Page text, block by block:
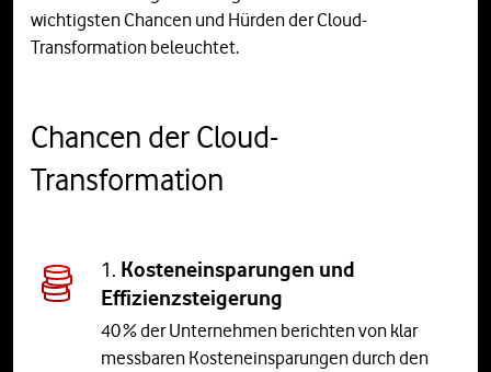
wichtigsten Chancen und Hürden der Cloud-
Transformation beleuchtet.
Chancen der Cloud-
Transformation
1. Kosteneinsparungen und
Effizienzsteigerung
40 % der Unternehmen berichten von klar
messbaren Kosteneinsparungen durch den